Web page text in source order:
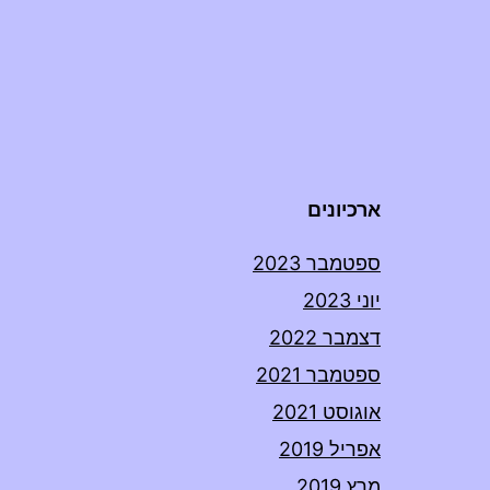
ארכיונים
ספטמבר 2023
יוני 2023
דצמבר 2022
ספטמבר 2021
אוגוסט 2021
אפריל 2019